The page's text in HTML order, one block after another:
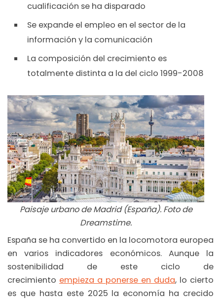
cualificación se ha disparado
Se expande el empleo en el sector de la
información y la comunicación
La composición del crecimiento es
totalmente distinta a la del ciclo 1999-2008
Paisaje urbano de Madrid (España). Foto de
Dreamstime.
España se ha convertido en la locomotora europea
en varios indicadores económicos. Aunque la
sostenibilidad de este ciclo de
crecimiento empieza a ponerse en duda, lo cierto
es que hasta este 2025 la economía ha crecido